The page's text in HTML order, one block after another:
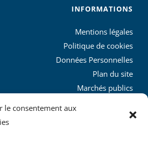
le consentement aux
INFORMATIONS
Mentions légales
Politique de cookies
Données Personnelles
Plan du site
Marchés publics
L’agglo recrute